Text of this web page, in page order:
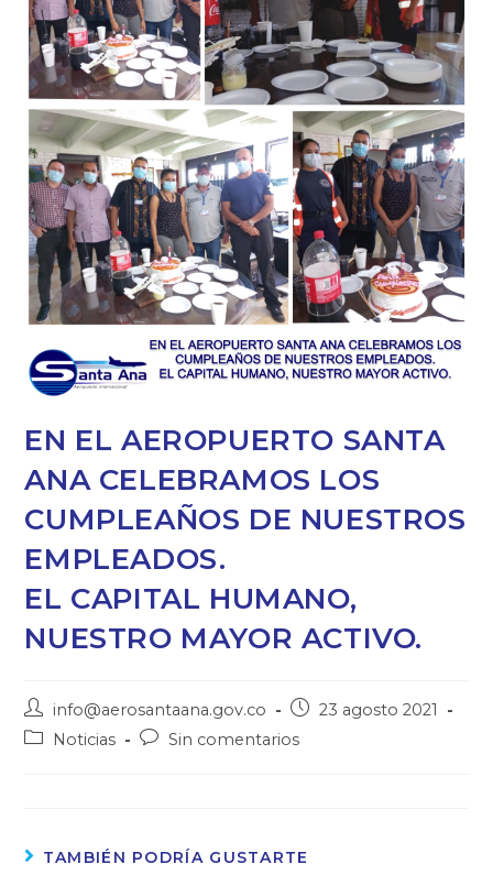
EN EL AEROPUERTO SANTA
ANA CELEBRAMOS LOS
CUMPLEAÑOS DE NUESTROS
EMPLEADOS.
EL CAPITAL HUMANO,
NUESTRO MAYOR ACTIVO.
info@aerosantaana.gov.co
23 agosto 2021
Noticias
Sin comentarios
TAMBIÉN PODRÍA GUSTARTE